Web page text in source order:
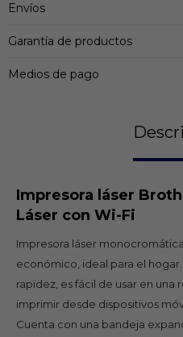
Envíos
Garantía de productos
Medios de pago
Impresora láser
Láser con Wi-Fi
Impresora láser
económico, ideal para el
rapidez, es fácil de usar en
imprimir desde dispositivos
Cuenta con una bandeja